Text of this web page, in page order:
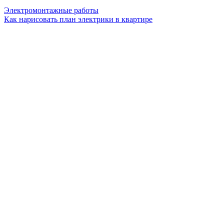
Электромонтажные работы
Как нарисовать план электрики в квартире